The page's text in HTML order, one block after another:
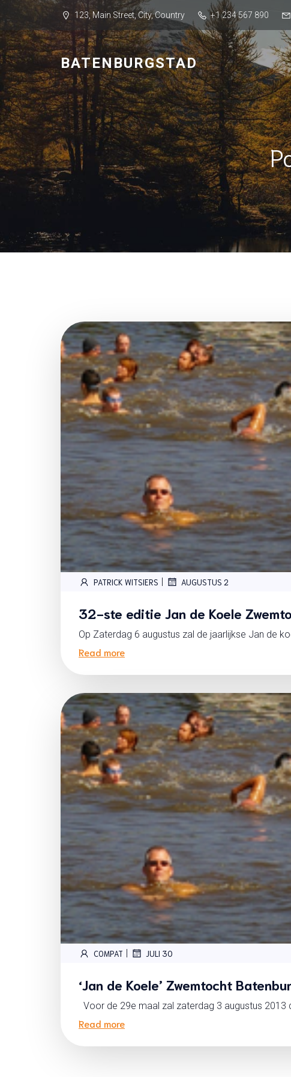
123, Main Street, City, Country +1 234 567 890
BATENBURGSTAD
PATRICK WITSIERS | AUGUSTUS 2
32-ste editie Jan de Koele
Op Zaterdag 6 augustus zal de jaarlijkse Jan de
Read more
COMPAT | JULI 30
‘Jan de Koele’ Zwemtocht
Voor de 29e maal zal zaterdag 3 augustus 2013
Read more